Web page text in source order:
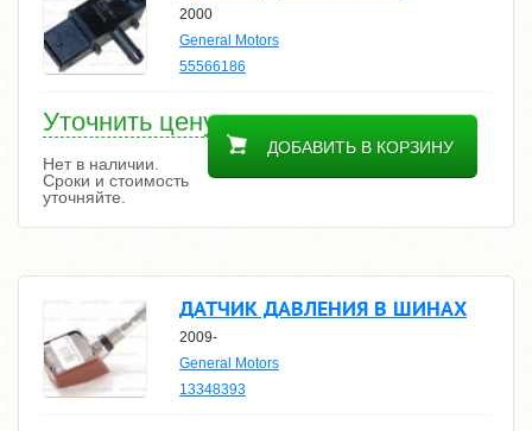
2000
General Motors
55566186
Уточнить цену
ДОБАВИТЬ В КОРЗИНУ
Нет в наличии.
Сроки и стоимость
уточняйте.
ДАТЧИК ДАВЛЕНИЯ В ШИНАХ
2009-
General Motors
13348393